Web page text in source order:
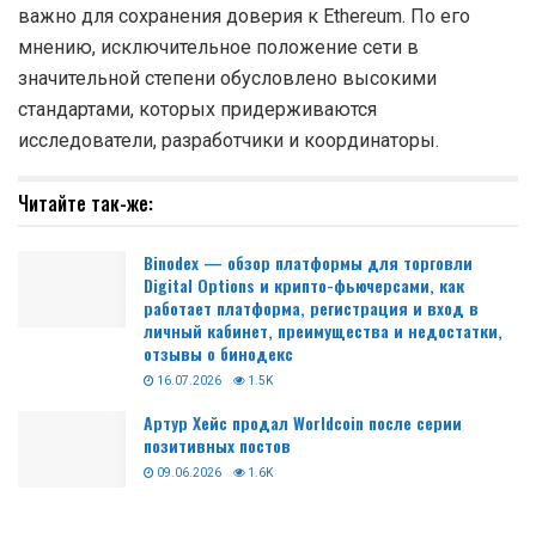
важно для сохранения доверия к Ethereum. По его
мнению, исключительное положение сети в
значительной степени обусловлено высокими
стандартами, которых придерживаются
исследователи, разработчики и координаторы.
Читайте так-же:
Binodex — обзор платформы для торговли
Digital Options и крипто-фьючерсами, как
работает платформа, регистрация и вход в
личный кабинет, преимущества и недостатки,
отзывы о бинодекс
16.07.2026 1.5K
Артур Хейс продал Worldcoin после серии
позитивных постов
09.06.2026 1.6K